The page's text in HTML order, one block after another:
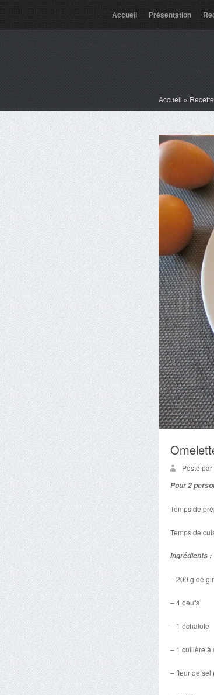
Accueil Présentation
Accueil »
Posté
Pour 2
Temps de
Temps de
Ingrédients :
– 200 g de
– 4 oeufs
– 1 échalote
– 1 cuillère à
– fleur de sel